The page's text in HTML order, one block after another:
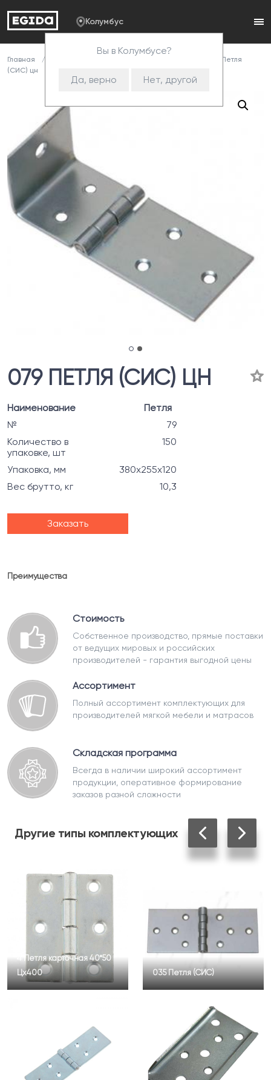
Колумбус
Вы в Колумбусе?
Да, верно Нет, другой
Главная
079 Петля
(СИС) цн
079 ПЕТЛЯ (СИС) ЦН
Наименование
Петля
№
79
Количество в
упаковке, шт
150
Упаковка, мм
380х255х120
Вес брутто, кг
10,3
Заказать
Преимущества
Стоимость
Собственное производство, прямые поставки
от ведущих мировых и российских
производителей - гарантия выгодной цены
Ассортимент
Полный ассортимент комплектующих для
производителей мягкой мебели и матрасов
Складская программа
Всегда в наличии широкий ассортимент
продукции, оперативное формирование
заказов разной сложности
Другие типы комплектующих
4 Петля карточная 40*50
Цх400
035 Петля (СИС)